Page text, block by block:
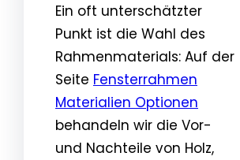
Ein oft unterschätzter
Punkt ist die Wahl des
Rahmenmaterials: Auf der
Seite Fensterrahmen
Materialien Optionen
behandeln wir die Vor-
und Nachteile von Holz,